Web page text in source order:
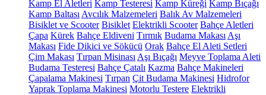
Kamp El Aletleri Kamp Testeresi Kamp Küreği Kamp Bıçağı
Kamp Baltası Avcılık Malzemeleri Balık Av Malzemeleri
Bisiklet ve Scooter Bisiklet Elektrikli Scooter Bahçe Aletleri
Çapa Kürek Bahçe Eldiveni Tırmık Budama Makası Aşı
Makası Fide Dikici ve Sökücü Orak Bahçe El Aleti Setleri
Çim Makası Tırpan Misinası Aşı Bıçağı Meyve Toplama Aleti
Budama Testeresi Bahçe Çatalı Kazma Bahçe Makineleri
Çapalama Makinesi Tırpan Çit Budama Makinesi Hidrofor
Yaprak Toplama Makinesi Motorlu Testere Elektrikli